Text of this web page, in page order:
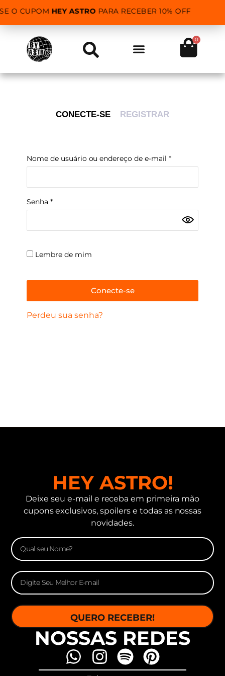
O CUPOM HEY ASTROPARA RECEBER 10% OFF
0
CONECTE-SE REGISTRAR
Nome de usuário ou endereço de e-mail *
Senha *
Lembre de mim
Conecte-se
Perdeu sua senha?
HEY ASTRO!
Deixe seu e-mail e receba em primeira mão
cupons exclusivos, spoilers e todas as nossas
novidades.
QUERO RECEBER!
NOSSAS REDES